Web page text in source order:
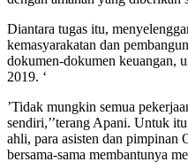
Diantara tugas itu,
kemasyarakatan dan
dokumen-dokumen keuangan,
2019. ‘
’Tidak mungkin semua
sendiri,’’terang Apani. Untuk
ahli, para asisten dan pimpinan
bersama-sama membantunya